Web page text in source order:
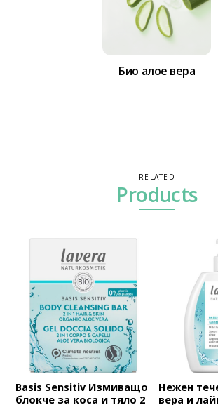
Био алое вера
RELATED
Products
Basis Sensitiv Измиващо
блокче за коса и тяло 2
Нежен
вера и